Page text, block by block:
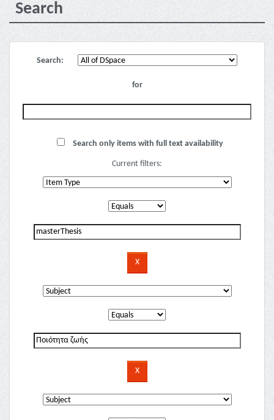
Search
Search:
for
Search only items with full text availability
Current filters: